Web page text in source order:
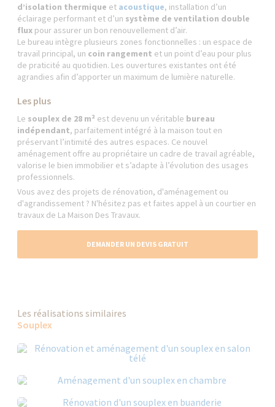
d’isolation thermique et acoustique, installation d’un
éclairage performant et d’un système de ventilation double
flux pour assurer un bon renouvellement d’air.
Le bureau intègre plusieurs zones fonctionnelles : un espace de
travail principal, un coin rangement et un point d’eau pour plus
de praticité au quotidien. Les ouvertures existantes ont été
agrandies afin d’apporter un maximum de lumière naturelle.
Les plus
Le souplex de 28 m² est devenu un véritable bureau
indépendant, parfaitement intégré à la maison tout en
préservant l’intimité des autres espaces. Ce nouvel
aménagement offre au propriétaire un cadre de travail agréable,
valorise le bien immobilier et s’adapte à l’évolution des usages
professionnels.
Vous avez des projets de rénovation, d'aménagement ou
d'agrandissement ? N'hésitez pas et faites appel à un courtier en
travaux de La Maison Des Travaux.
DEMANDER UN DEVIS GRATUIT
Les réalisations similaires
Souplex